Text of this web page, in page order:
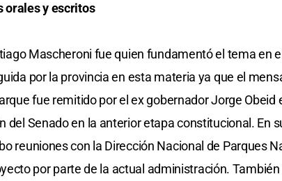
orales y escritos
Mascheroni fue quien fundamentó el tema en
por la provincia en esta materia ya que el
fue remitido por el ex gobernador Jorge Obeid
del Senado en la anterior etapa constitucional. En
reuniones con la Dirección Nacional de Parques
por parte de la actual administración. También